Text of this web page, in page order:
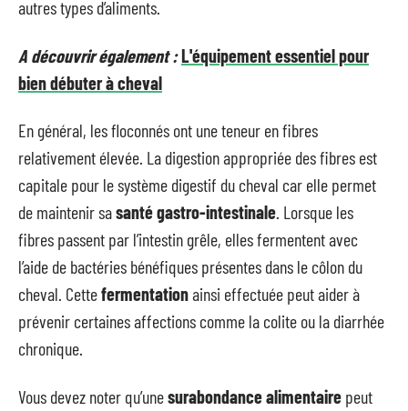
autres types d’aliments.
A découvrir également :L'équipement essentiel pour
bien débuter à cheval
En général, les floconnés ont une teneur en fibres
relativement élevée. La digestion appropriée des fibres est
capitale pour le système digestif du cheval car elle permet
de maintenir sasanté gastro-intestinale. Lorsque les
fibres passent par l’intestin grêle, elles fermentent avec
l’aide de bactéries bénéfiques présentes dans le côlon du
cheval. Cettefermentationainsi effectuée peut aider à
prévenir certaines affections comme la colite ou la diarrhée
chronique.
Vous devez noter qu’unesurabondance alimentaire peut